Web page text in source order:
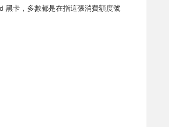
黑卡，多數都是在指這張消費額度號